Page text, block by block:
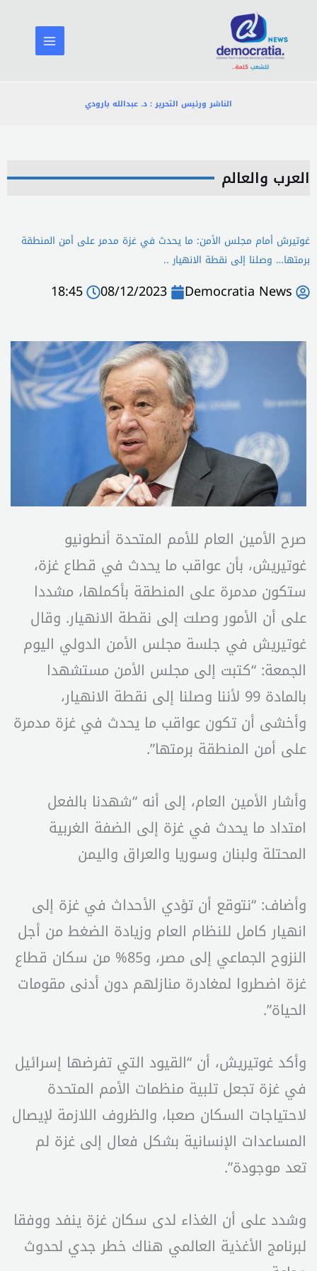
المحتوى
الناشر ورئيس التحرير : د. عبدالله بارودي
العرب والعالم
غوتيرش أمام مجلس الأمن: ما يحدث في غزة مدمر على أمن المنطقة
برمتها… وصلنا إلى نقطة الانهيار ..
Democratia News
08/12/2023
18:45
صرح الأمين العام للأمم المتحدة أنطونيو
غوتيريش، بأن عواقب ما يحدث في قطاع غزة،
ستكون مدمرة على المنطقة بأكملها، مشددا
على أن الأمور وصلت إلى نقطة الانهيار. وقال
غوتيريش في جلسة مجلس الأمن الدولي اليوم
الجمعة: “كتبت إلى مجلس الأمن مستشهدا
بالمادة 99 لأننا وصلنا إلى نقطة الانهيار،
وأخشى أن تكون عواقب ما يحدث في غزة مدمرة
على أمن المنطقة برمتها”.
وأشار الأمين العام، إلى أنه “شهدنا بالفعل
امتداد ما يحدث في غزة إلى الضفة الغربية
المحتلة ولبنان وسوريا والعراق واليمن
وأضاف: “نتوقع أن تؤدي الأحداث في غزة إلى
انهيار كامل للنظام العام وزيادة الضغط من أجل
النزوح الجماعي إلى مصر، و85% من سكان قطاع
غزة اضطروا لمغادرة منازلهم دون أدنى مقومات
الحياة”.
وأكد غوتيريش، أن “القيود التي تفرضها إسرائيل
في غزة تجعل تلبية منظمات الأمم المتحدة
لاحتياجات السكان صعبا، والظروف اللازمة لإيصال
المساعدات الإنسانية بشكل فعال إلى غزة لم
تعد موجودة”.
وشدد على أن الغذاء لدى سكان غزة ينفد ووفقا
لبرنامج الأغذية العالمي هناك خطر جدي لحدوث